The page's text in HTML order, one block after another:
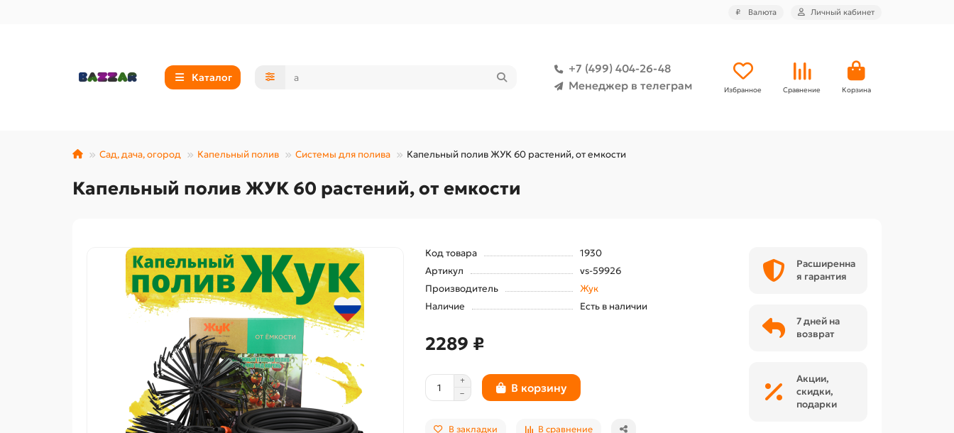
₽ Валюта Личный кабинет
Каталог
+7 (499) 404-26-48
Менеджер в телеграм
Избранное Сравнение Корзина
Сад, дача, огород Капельный полив Системы для полива Капельный полив ЖУК 60 растений, от емкости
Капельный полив ЖУК 60 растений, от емкости
Код товара
1930
Артикул
vs-59926
Производитель
Жук
Наличие
Есть в наличии
2289 ₽
В корзину
В закладки В сравнение
Расширенна
я гарантия
7 дней на
возврат
Акции,
скидки,
подарки